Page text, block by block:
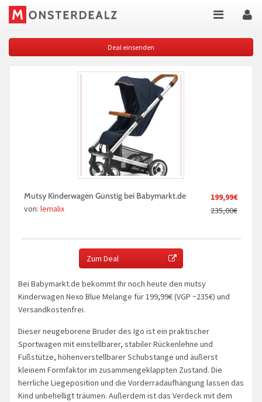
Deal einsenden
199,99€
235,00€
Mutsy Kinderwagen Günstig bei Babymarkt.de
von: lemalix
Zum Deal
Bei Babymarkt.de bekommt Ihr noch heute den mutsy
Kinderwagen Nexo Blue Melange für 199,99€ (VGP ~235€) und
Versandkostenfrei.
Dieser neugeborene Bruder des Igo ist ein praktischer
Sportwagen mit einstellbarer, stabiler Rückenlehne und
Fußstütze, höhenverstellbarer Schubstange und äußerst
kleinem Formfaktor im zusammengeklappten Zustand. Die
herrliche Liegeposition und die Vorderradaufhängung lassen das
Kind unbehelligt träumen. Außerdem ist das Verdeck mit dem